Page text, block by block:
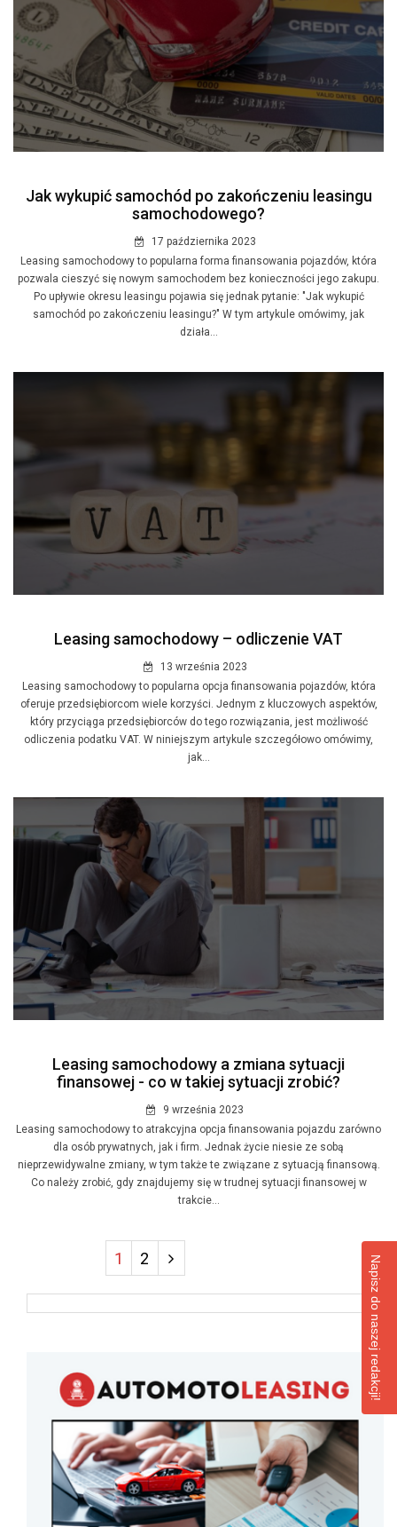
Jak wykupić samochód po zakończeniu leasingu
samochodowego?
17 października 2023
Leasing samochodowy to popularna forma finansowania pojazdów, która
pozwala cieszyć się nowym samochodem bez konieczności jego zakupu.
Po upływie okresu leasingu pojawia się jednak pytanie: "Jak wykupić
samochód po zakończeniu leasingu?" W tym artykule omówimy, jak
działa...
Leasing samochodowy – odliczenie VAT
13 września 2023
Leasing samochodowy to popularna opcja finansowania pojazdów, która
oferuje przedsiębiorcom wiele korzyści. Jednym z kluczowych aspektów,
który przyciąga przedsiębiorców do tego rozwiązania, jest możliwość
odliczenia podatku VAT. W niniejszym artykule szczegółowo omówimy,
jak...
Leasing samochodowy a zmiana sytuacji
finansowej - co w takiej sytuacji zrobić?
9 września 2023
Leasing samochodowy to atrakcyjna opcja finansowania pojazdu zarówno
dla osób prywatnych, jak i firm. Jednak życie niesie ze sobą
nieprzewidywalne zmiany, w tym także te związane z sytuacją finansową.
Co należy zrobić, gdy znajdujemy się w trudnej sytuacji finansowej w
trakcie...
1 2 Napisz do naszej redakcji!